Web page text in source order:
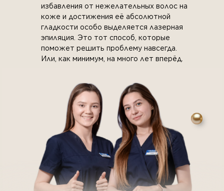
избавления от нежелательных волос на
коже и достижения её абсолютной
гладкости особо выделяется лазерная
эпиляция. Это тот способ, которые
поможет решить проблему навсегда.
Или, как минимум, на много лет вперёд.